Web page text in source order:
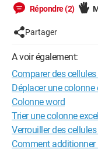
J'espère avoir été très
Merci d'avance pour
Répondre (2)
Partager
A voir également:
Comparer des
Déplacer une colonne
Colonne word
Trier une colonne excel
Verrouiller des
Comment